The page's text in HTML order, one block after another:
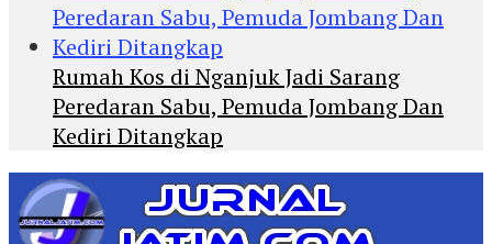
Rumah Kos di Nganjuk Jadi Sarang
Peredaran Sabu, Pemuda Jombang Dan
Kediri Ditangkap